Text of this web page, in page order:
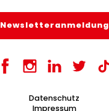
Newsletter­anmeldung
Datenschutz
Impressum